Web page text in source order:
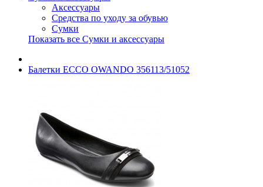
Аксессуары
Средства по уходу за обувью
Сумки
Показать все Сумки и аксессуары
Балетки ECCO OWANDO 356113/51052